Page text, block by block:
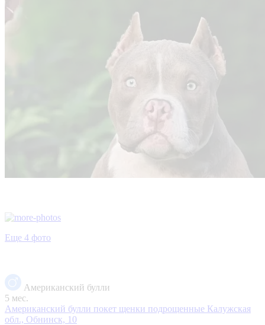
Еще 4 фото
Американский булли
5 мес.
Американский булли покет щенки подрощенные Калужская
обл., Обнинск, 10